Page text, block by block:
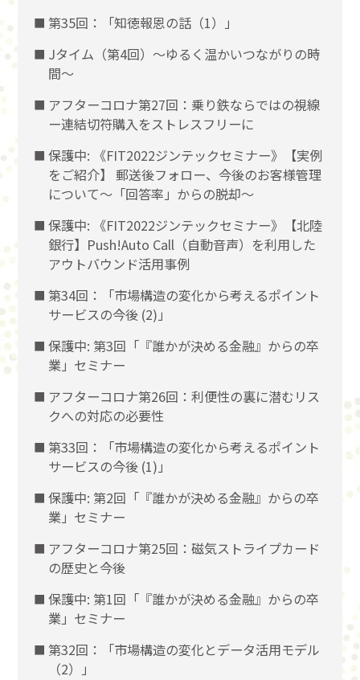
第35回：「知徳報恩の話（1）」
Jタイム（第4回）～ゆるく温かいつながりの時
間～
アフターコロナ第27回：乗り鉄ならではの視線
ー連結切符購入をストレスフリーに
保護中: 《FIT2022ジンテックセミナー》【実例
をご紹介】 郵送後フォロー、今後のお客様管理
について～「回答率」からの脱却～
保護中: 《FIT2022ジンテックセミナー》【北陸
銀行】Push!Auto Call（自動音声）を利用した
アウトバウンド活用事例
第34回：「市場構造の変化から考えるポイント
サービスの今後 (2)」
保護中: 第3回「『誰かが決める金融』からの卒
業」セミナー
アフターコロナ第26回：利便性の裏に潜むリス
クへの対応の必要性
第33回：「市場構造の変化から考えるポイント
サービスの今後 (1)」
保護中: 第2回「『誰かが決める金融』からの卒
業」セミナー
アフターコロナ第25回：磁気ストライプカード
の歴史と今後
保護中: 第1回「『誰かが決める金融』からの卒
業」セミナー
第32回：「市場構造の変化とデータ活用モデル
（2）」